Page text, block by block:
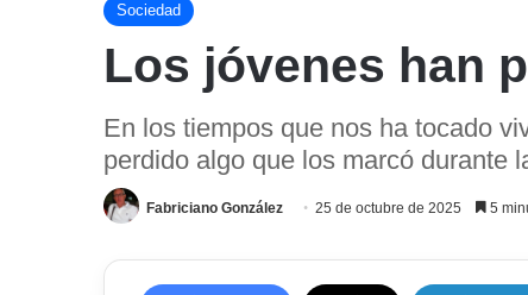
Sociedad
Los jóvenes han
En los tiempos que nos ha tocado
perdido algo que los marcó durante
Fabriciano González 25 de octubre de 2025 5